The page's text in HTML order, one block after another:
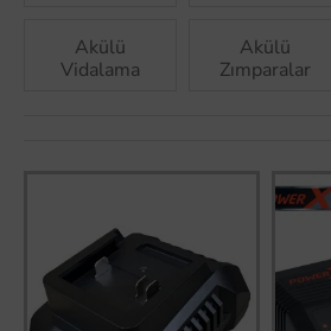
Akülü
Vidalama
Akülü
Zımparalar